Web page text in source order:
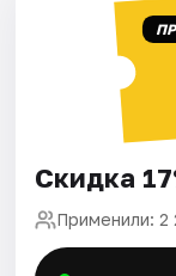
Скидка
Применили: 2